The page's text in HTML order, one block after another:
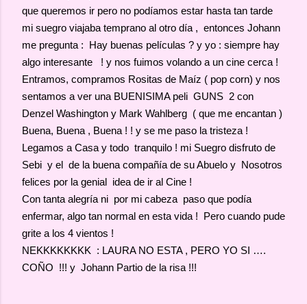
que queremos ir pero no podíamos estar hasta tan tarde
mi suegro viajaba temprano al otro día , entonces Johann
me pregunta : Hay buenas películas ? y yo : siempre hay
algo interesante ! y nos fuimos volando a un cine cerca !
Entramos, compramos Rositas de Maíz ( pop corn) y nos
sentamos a ver una BUENISIMA peli GUNS 2 con
Denzel Washington y Mark Wahlberg ( que me encantan )
Buena, Buena , Buena ! ! y se me paso la tristeza !
Legamos a Casa y todo tranquilo ! mi Suegro disfruto de
Sebi y el de la buena compañía de su Abuelo y Nosotros
felices por la genial idea de ir al Cine !
Con tanta alegría ni por mi cabeza paso que podía
enfermar, algo tan normal en esta vida ! Pero cuando pude
grite a los 4 vientos !
NEKKKKKKKK : LAURA NO ESTA , PERO YO SI ….
COÑO !!! y Johann Partio de la risa !!!